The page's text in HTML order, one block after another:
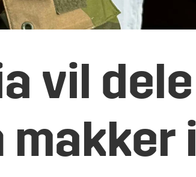
vil dele
makker i